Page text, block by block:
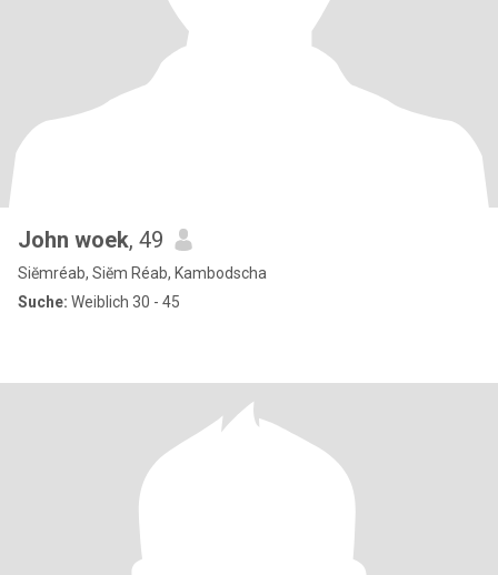
John woek, 49
Siĕmréab, Siĕm Réab, Kambodscha
Suche: Weiblich 30 - 45